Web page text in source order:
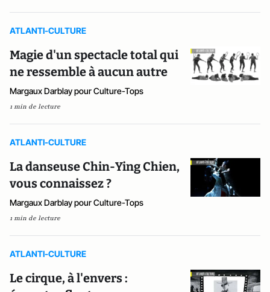
ATLANTI-CULTURE
Magie d'un spectacle total qui
ne ressemble à aucun autre
Margaux Darblay pour Culture-Tops
1 min de lecture
ATLANTI-CULTURE
La danseuse Chin-Ying Chien,
vous connaissez ?
Margaux Darblay pour Culture-Tops
1 min de lecture
ATLANTI-CULTURE
Le cirque, à l'envers :